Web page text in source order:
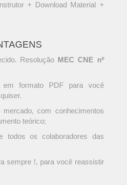
+ Download Material +
Resolução MEC CNE nº
em formato PDF para você
mercado, com conhecimentos
teórico;
todos os colaboradores das
sempre !, para você reassistir